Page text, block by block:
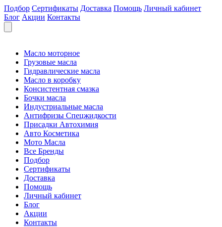
Подбор Сертификаты Доставка Помощь Личный кабинет
Блог Акции Контакты
Масло моторное
Грузовые масла
Гидравлические масла
Масло в коробку
Консистентная смазка
Бочки масла
Индустриальные масла
Антифризы Спецжидкости
Присадки Автохимия
Авто Косметика
Мото Масла
Все Бренды
Подбор
Сертификаты
Доставка
Помощь
Личный кабинет
Блог
Акции
Контакты